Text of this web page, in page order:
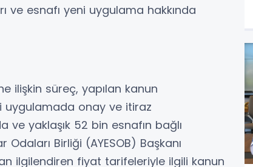
ve esnafı yeni uygulama hakkında
ilişkin süreç, yapılan kanun
uygulamada onay ve itiraz
ve yaklaşık 52 bin esnafın bağlı
Birliği (AYESOB) Başkanı
ilgilendiren fiyat tarifeleriyle ilgili kanun